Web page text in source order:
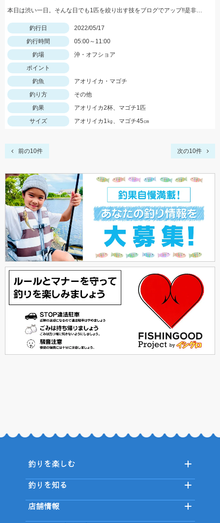
本日は渋い一日。そんな日でも1匹を絞り出す技をブログでアップ!!是非ご覧ください。
釣行日
2022/05/17
釣行時間
05:00～11:00
釣場
沖・オフショア
ポイント
釣魚
アオリイカ・マゴチ
釣り方
その他
釣果
アオリイカ2杯、マゴチ1匹
サイズ
アオリイカ1㎏、マゴチ45㎝
前の10件 次の10件
釣りを楽しむ
釣りを知る
店舗情報